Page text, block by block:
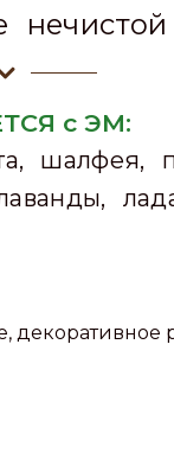
с ЭМ:
шалфея,
декоративное